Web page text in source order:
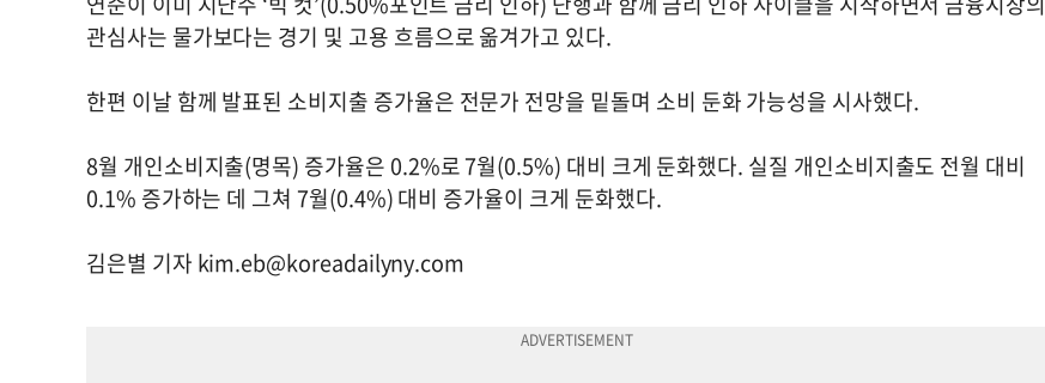
관심사는 물가보다는 경기 및 고용 흐름으로 옮겨가고 있다.
한편 이날 함께 발표된 소비지출 증가율은 전문가 전망을 밑돌며 소비 둔화 가능성을 시사했다.
8월 개인소비지출(명목) 증가율은 0.2%로 7월(0.5%) 대비 크게 둔화했다. 실질 개인소비지출도 전월 대비
0.1% 증가하는 데 그쳐 7월(0.4%) 대비 증가율이 크게 둔화했다.
김은별 기자 kim.eb@koreadailyny.com